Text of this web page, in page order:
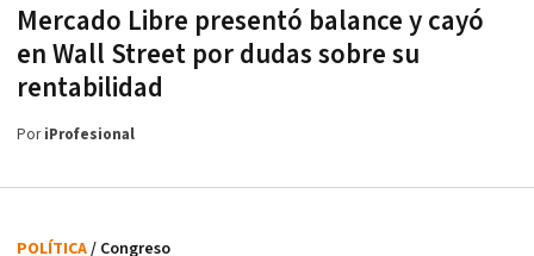
Mercado Libre presentó balance y cayó
en Wall Street por dudas sobre su
rentabilidad
PoriProfesional
POLÍTICA/ Congreso